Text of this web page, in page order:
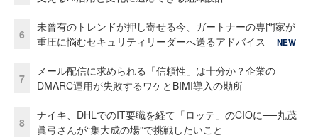
6
未曾有のトレンドが押し寄せる今、ガートナーの専門家が
重圧に悩むセキュリティリーダーへ送るアドバイス
NEW
7
メール配信に求められる「信頼性」は十分か？企業の
DMARC運用が失敗するワケとBIMI導入の勘所
8
ナイキ、DHLでのIT要職を経て「ロッテ」のCIOに──丸茂
眞弓さんが“集大成の場”で挑戦したいこと